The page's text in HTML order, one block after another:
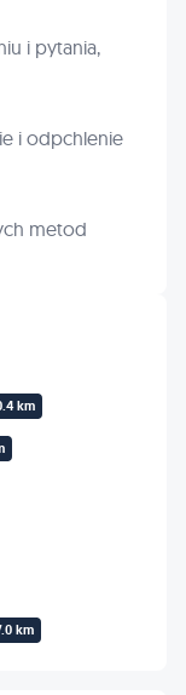
km
km
i pytania,
i odpchlenie
metod